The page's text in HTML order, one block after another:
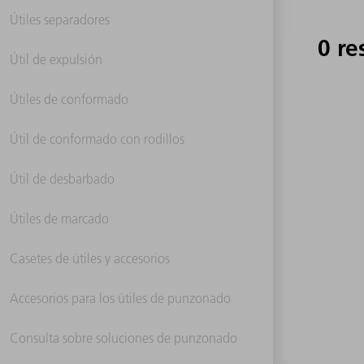
Útiles separadores
Útil de expulsión
Útiles de conformado
Útil de conformado con rodillos
Útil de desbarbado
Útiles de marcado
Casetes de útiles y accesorios
Accesorios para los útiles de punzonado
Consulta sobre soluciones de punzonado
0